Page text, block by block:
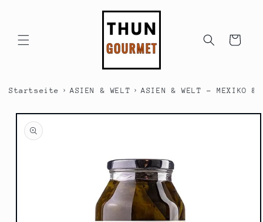
Warenkorb
Startseite › ASIEN & WELT › ASIEN & WELT - MEXIKO &